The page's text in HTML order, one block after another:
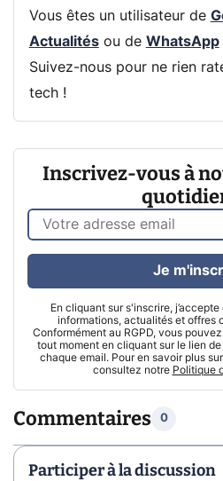
Vous êtes un utilisateur de
Actualitésou de WhatsApp
Suivez-nous pour ne rien
tech !
Inscrivez-vous à
En cliquant sur s'inscrire,
informations, actualités et offres
Conformément au RGPD, vous
tout moment en cliquant sur le lien
chaque email. Pour en savoir plus
consultez notre Politique
Je
Commentaires 0
Participer à la discussion